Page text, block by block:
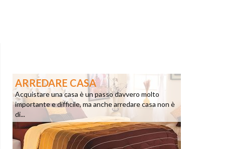
ARREDARE CASA
Acquistare una casa è un passo davvero molto
importante e difficile, ma anche arredare casa non è
di...